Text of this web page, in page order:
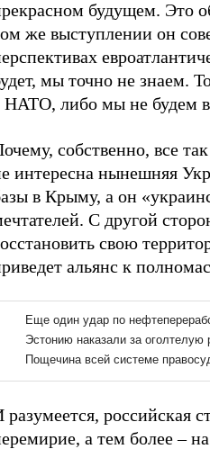
будущем. Это
же выступлении он
мы точно не знаем.
НАТО, либо мы не будем
собственно, все
интересна нынешняя
в Крыму, а он
С другой
свою
альянс к
разумеется, российская
а тем более –